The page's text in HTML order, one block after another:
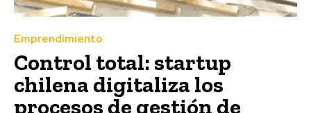
Emprendimiento
Control total: startup
chilena digitaliza los
procesos de gestión de